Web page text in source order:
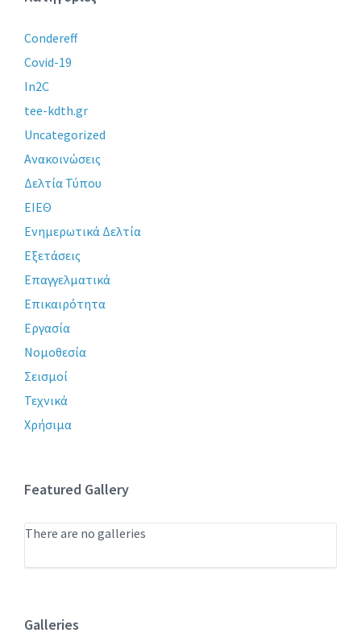
Condereff
Covid-19
In2C
tee-kdth.gr
Uncategorized
Ανακοινώσεις
Δελτία Τύπου
ΕΙΕΘ
Ενημερωτικά Δελτία
Εξετάσεις
Επαγγελματικά
Επικαιρότητα
Εργασία
Νομοθεσία
Σεισμοί
Τεχνικά
Χρήσιμα
Featured Gallery
There are no galleries
Galleries